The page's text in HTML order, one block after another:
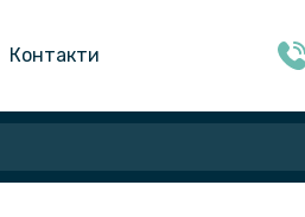
Контакти